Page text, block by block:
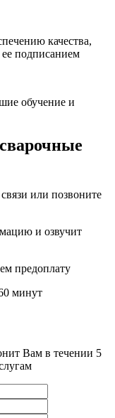
качества,
подписанием
обучение и
или позвоните
и озвучит
предоплату
минут
Вам в течении 5